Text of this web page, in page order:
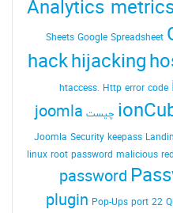
Analytics
Sheets Google Spreadsheet
hackhijacking
htaccess. Http error code
joomla
Joomla Security keepass
linux root password malicious
password
plugin Pop-Ups port 22